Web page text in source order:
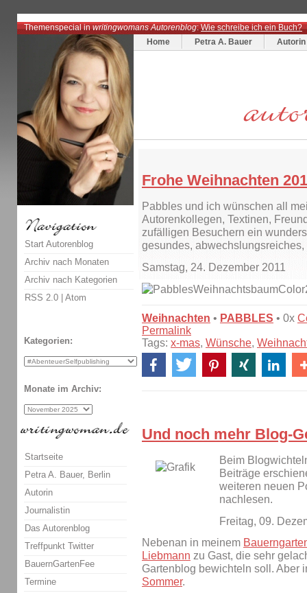
Themenspecial inwritingwomans Autorenblog:Wie schreibe ich ein Buch?
Home
Petra A. Bauer Autorin
Frohe Weihnachten
Pabbles und ich wünschen all
Autorenkollegen, Textinen,
zufälligen Besuchern ein
gesundes,
Samstag, 24. Dezember 2011
Weihnachten • PABBLES • 0x
Permalink
Tags: x-mas, Wünsche,
Und noch mehr Blog-
Beim
Beiträge
weiteren neuen
nachlesen.
Freitag, 09.
Nebenan in meinem
Liebmann zu Gast, die sehr
Gartenblog bewichteln soll. Aber
Sommer.
Start Autorenblog
Archiv nach Monaten
Archiv nach Kategorien
RSS 2.0 | Atom
Kategorien:
Monate im Archiv:
Startseite
Petra A. Bauer, Berlin
Autorin
Journalistin
Das Autorenblog
Treffpunkt Twitter
BauernGartenFee
Termine